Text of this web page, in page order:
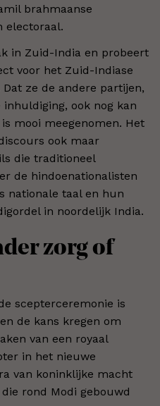
brahmaanse
electoraal.
in Zuid-India en probeert
voor het Zuid-Indiase
ze de andere partijen,
ook nog kan
mooi meegenomen. Het
ook maar
die traditioneel
de hindoenationalisten
nationale taal en hun
in noordelijk India.
zorg of
scepterceremonie is
de kans kregen om
van een royaal
in het nieuwe
van koninklijke macht
rond Modi gebouwd